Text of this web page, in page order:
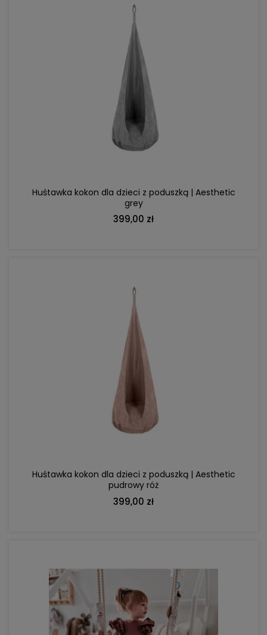
Huśtawka kokon dla dzieci z poduszką | Aesthetic
grey
399,00 zł
DO KOSZYKA
Huśtawka kokon dla dzieci z poduszką | Aesthetic
pudrowy róż
399,00 zł
DO KOSZYKA